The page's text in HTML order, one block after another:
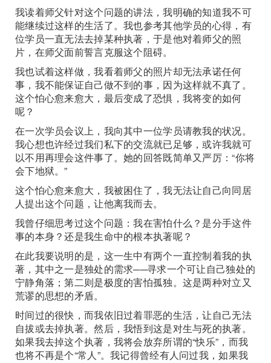
我读着师父针对这个问题的讲法，我明确的知道我不可
能继续过这样的生活了。我也参考其他学员的心得，有
位学员一直无法去掉某种执著，于是他对着师父的照
片，在师父面前誓言克服这个阻碍。
我也试着这样做，我看着师父的照片却无法承诺任何
事，我不能保证自己做不到的事，因为这样就不真了。
这个怕心愈来愈大，最后变成了恐惧，我将变的如何
呢？
在一次学员会议上，我向其中一位学员请教我的状况。
我心想也许经过我们私下的交流就已足够，或许我就可
以不用再理会这件事了。她的回答既简单又严厉：“你将
会下地狱。”
这个怕心愈来愈大，我被困住了，我无法让自己向同居
人提出这个问题，让他离我而去。
我曾仔细思考过这个问题：我在害怕什么？是分手这件
事的本身？还是我生命中的根本执著呢？
在此我要说明的是，这一生中有两个一直控制着我的执
著，其中之一是独处的需求──寻求一个可让自己独处的
宁静角落；第二则是极度的害怕孤独。这是两种对立又
荒谬的思想的矛盾。
时间过的很快，而我依旧过着罪恶的生活，让自己无法
自拔或去掉执著。然后，我悟到这是对生与死的执著。
如果我去掉这个执著，我将会放弃所谓的“快乐”，而我
也将不再是个“常人”。我记得曾经有人问过我，如果我